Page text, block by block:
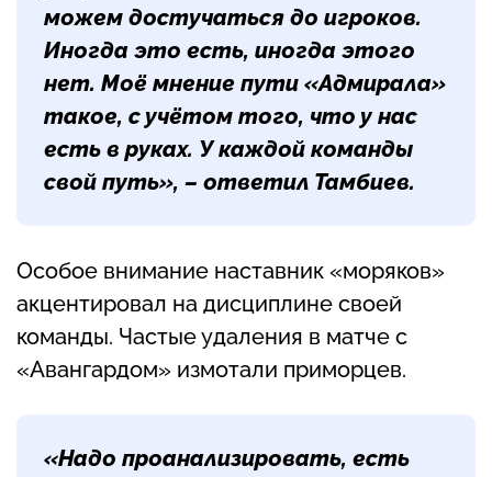
можем достучаться до игроков.
Иногда это есть, иногда этого
нет. Моё мнение пути «Адмирала»
такое, с учётом того, что у нас
есть в руках. У каждой команды
свой путь», – ответил Тамбиев.
Особое внимание наставник «моряков»
акцентировал на дисциплине своей
команды. Частые удаления в матче с
«Авангардом» измотали приморцев.
«Надо проанализировать, есть